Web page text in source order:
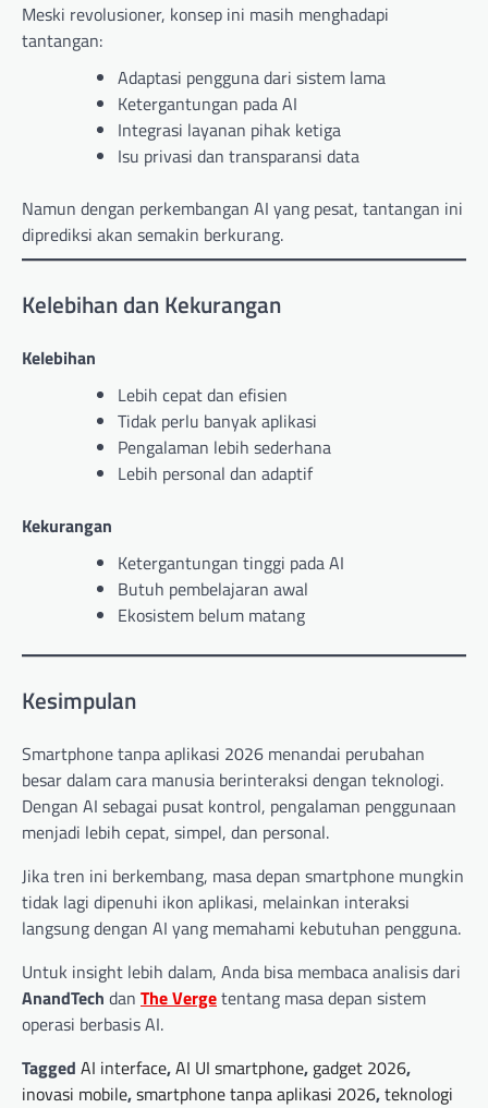
Meski revolusioner, konsep ini masih menghadapi
tantangan:
Adaptasi pengguna dari sistem lama
Ketergantungan pada AI
Integrasi layanan pihak ketiga
Isu privasi dan transparansi data
Namun dengan perkembangan AI yang pesat, tantangan ini
diprediksi akan semakin berkurang.
Kelebihan dan Kekurangan
Kelebihan
Lebih cepat dan efisien
Tidak perlu banyak aplikasi
Pengalaman lebih sederhana
Lebih personal dan adaptif
Kekurangan
Ketergantungan tinggi pada AI
Butuh pembelajaran awal
Ekosistem belum matang
Kesimpulan
Smartphone tanpa aplikasi 2026 menandai perubahan
besar dalam cara manusia berinteraksi dengan teknologi.
Dengan AI sebagai pusat kontrol, pengalaman penggunaan
menjadi lebih cepat, simpel, dan personal.
Jika tren ini berkembang, masa depan smartphone mungkin
tidak lagi dipenuhi ikon aplikasi, melainkan interaksi
langsung dengan AI yang memahami kebutuhan pengguna.
Untuk insight lebih dalam, Anda bisa membaca analisis dari
AnandTech dan The Vergetentang masa depan sistem
operasi berbasis AI.
Tagged AI interface,AI UI smartphone, gadget 2026,
inovasi mobile,smartphone tanpa aplikasi 2026,teknologi